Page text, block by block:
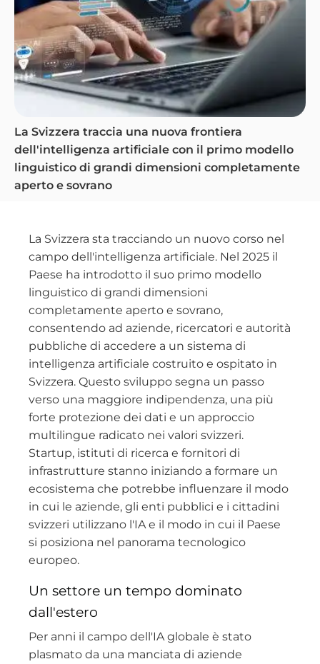
La Svizzera traccia una nuova frontiera
dell'intelligenza artificiale con il primo modello
linguistico di grandi dimensioni completamente
aperto e sovrano
La Svizzera sta tracciando un nuovo corso nel
campo dell'intelligenza artificiale. Nel 2025 il
Paese ha introdotto il suo primo modello
linguistico di grandi dimensioni
completamente aperto e sovrano,
consentendo ad aziende, ricercatori e autorità
pubbliche di accedere a un sistema di
intelligenza artificiale costruito e ospitato in
Svizzera. Questo sviluppo segna un passo
verso una maggiore indipendenza, una più
forte protezione dei dati e un approccio
multilingue radicato nei valori svizzeri.
Startup, istituti di ricerca e fornitori di
infrastrutture stanno iniziando a formare un
ecosistema che potrebbe influenzare il modo
in cui le aziende, gli enti pubblici e i cittadini
svizzeri utilizzano l'IA e il modo in cui il Paese
si posiziona nel panorama tecnologico
europeo.
Un settore un tempo dominato
dall'estero
Per anni il campo dell'IA globale è stato
plasmato da una manciata di aziende